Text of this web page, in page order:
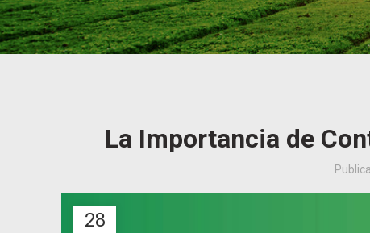
La Importancia de
28